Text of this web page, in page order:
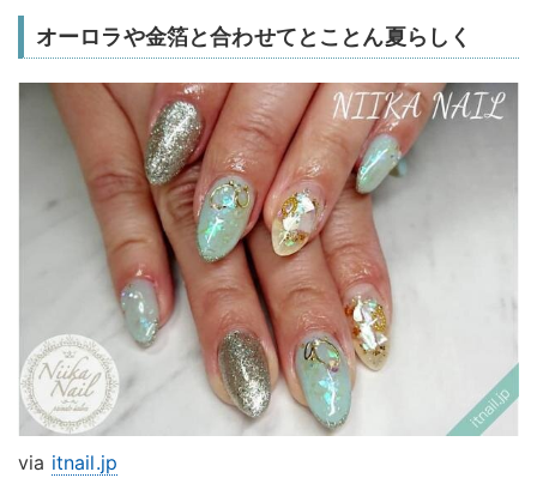
オーロラや金箔と合わせてとことん夏らしく
via itnail.jp